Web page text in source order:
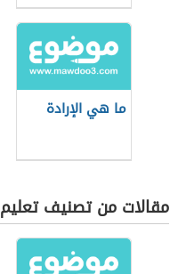
ما هي الإرادة
مقالات من تصنيف تعليم